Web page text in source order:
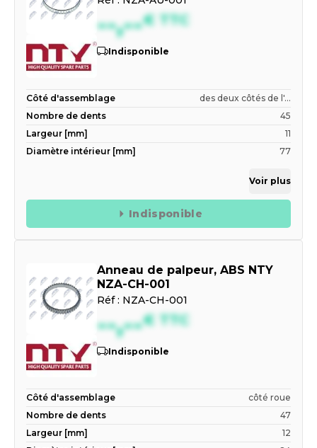
--,--€ TTC
Indisponible
Côté d'assemblage
des deux côtés de l'...
Nombre de dents
45
Largeur [mm]
11
Diamètre intérieur [mm]
77
Voir plus
Indisponible
Anneau de palpeur, ABS NTY
NZA-CH-001
Réf : NZA-CH-001
--,--€ TTC
Indisponible
Côté d'assemblage
côté roue
Nombre de dents
47
Largeur [mm]
12